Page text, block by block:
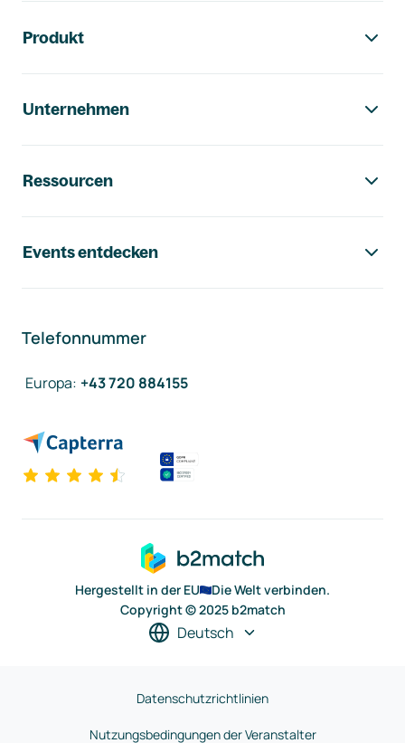
Produkt
Unternehmen
Ressourcen
Events entdecken
Telefonnummer
Europa: +43 720 884155
Hergestellt in der EU
Die Welt verbinden.
Copyright © 2025 b2match
Deutsch
Datenschutzrichtlinien
Nutzungsbedingungen der Veranstalter